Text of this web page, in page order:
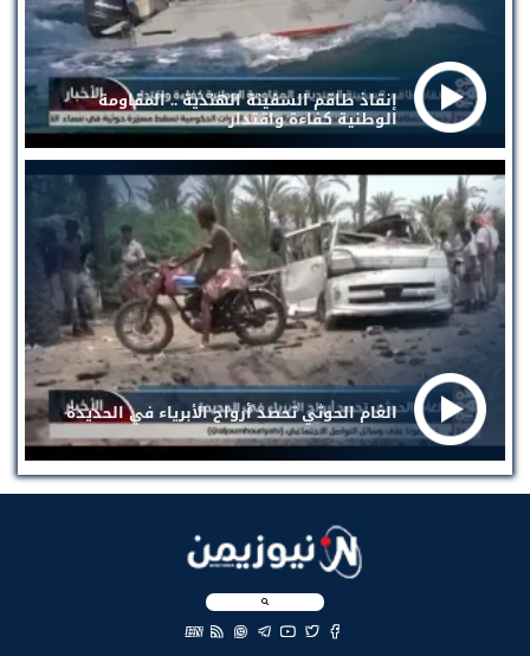
إنقاذ طاقم السفينة الهندية .. المقاومة
الوطنية كفاءة واقتدار
الغام الحوثي تحصد أرواح الأبرياء في الحديدة
EN